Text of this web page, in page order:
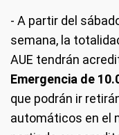
- A partir del
semana, la
AUE tendrán
Emergencia de
que podrán ir
automáticos en el